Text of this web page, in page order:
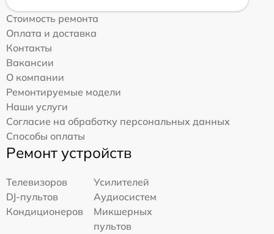
Стоимость ремонта
Оплата и доставка
Контакты
Вакансии
О компании
Ремонтируемые модели
Наши услуги
Согласие на обработку персональных данных
Способы оплаты
Ремонт устройств
Телевизоров
Усилителей
DJ-пультов
Аудиосистем
Кондиционеров
Микшерных
пультов